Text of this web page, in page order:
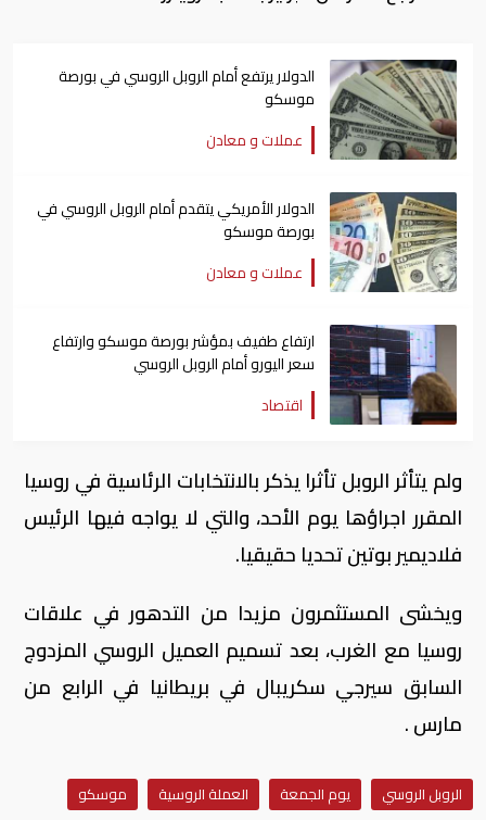
الدولار يرتفع أمام الروبل الروسي في بورصة
موسكو
عملات و معادن
الدولار الأمريكي يتقدم أمام الروبل الروسي في
بورصة موسكو
عملات و معادن
ارتفاع طفيف بمؤشر بورصة موسكو وارتفاع
سعر اليورو أمام الروبل الروسي
اقتصاد
ولم يتأثر الروبل تأثرا يذكر بالانتخابات الرئاسية في روسيا
المقرر اجراؤها يوم الأحد، والتي لا يواجه فيها الرئيس
فلاديمير بوتين تحديا حقيقيا.
ويخشى المستثمرون مزيدا من التدهور في علاقات
روسيا مع الغرب، بعد تسميم العميل الروسي المزدوج
السابق سيرجي سكريبال في بريطانيا في الرابع من
مارس .
الروبل الروسي يوم الجمعة العملة الروسية
موسكو